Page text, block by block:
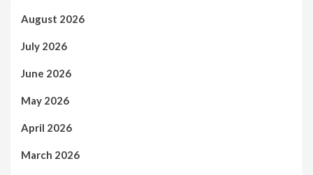
August 2026
July 2026
June 2026
May 2026
April 2026
March 2026